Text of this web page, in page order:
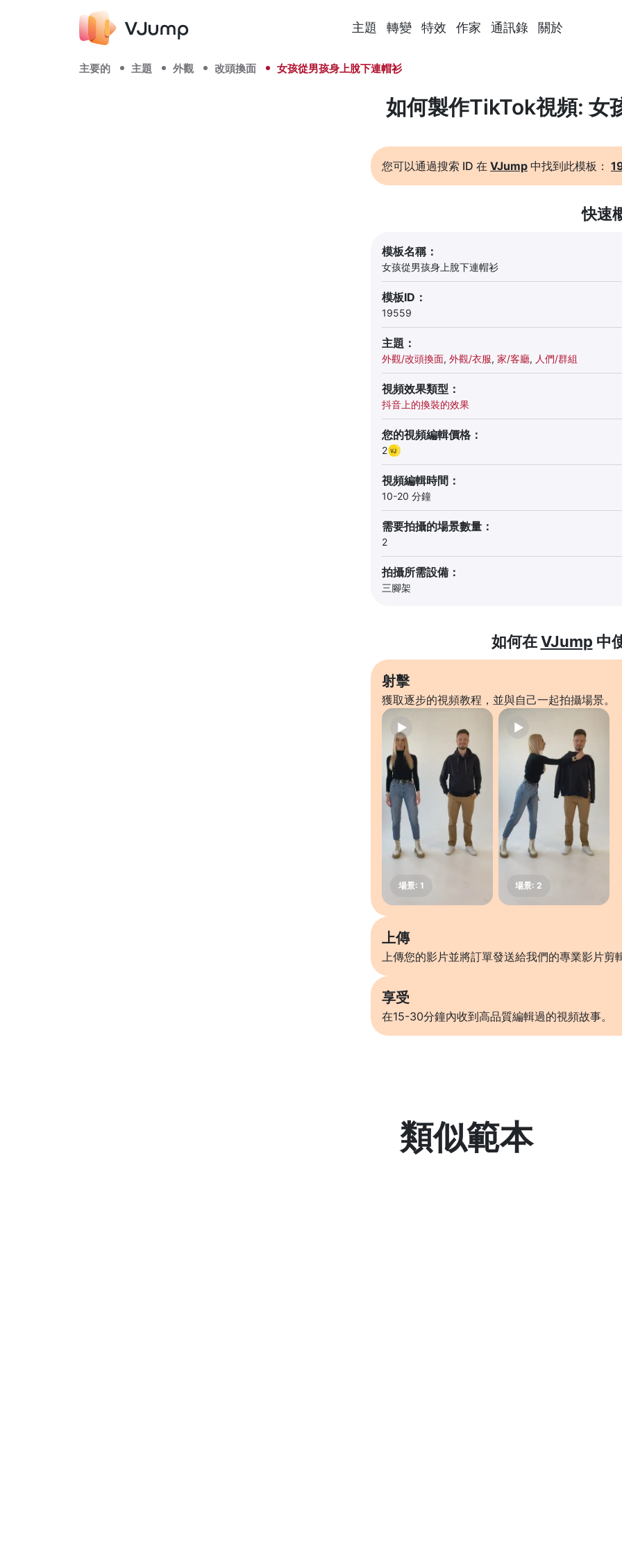
主題 轉變 特效 作家 通訊錄 關於
主要的 主題 外觀 改頭換面 女孩從男孩身上脫下連帽衫
如何製作TikTok視頻: 女
您可以通過搜索 ID 在 VJump 中找到此模板：
快速
模板名稱：
女孩從男孩身上脫下連帽衫
模板ID：
19559
主題：
外觀/改頭換面, 外觀/衣服, 家/客廳, 人們/群組
視頻效果類型：
抖音上的換裝的效果
您的視頻編輯價格：
2
視頻編輯時間：
10-20 分鐘
需要拍攝的場景數量：
2
拍攝所需設備：
三腳架
如何在VJump 中
射擊
獲取逐步的視頻教程，並與自己一起拍攝場景。
上傳
上傳您的影片並將訂單發送給我們的專業影片剪
享受
在15-30分鐘內收到高品質編輯過的視頻故事。
類似範本